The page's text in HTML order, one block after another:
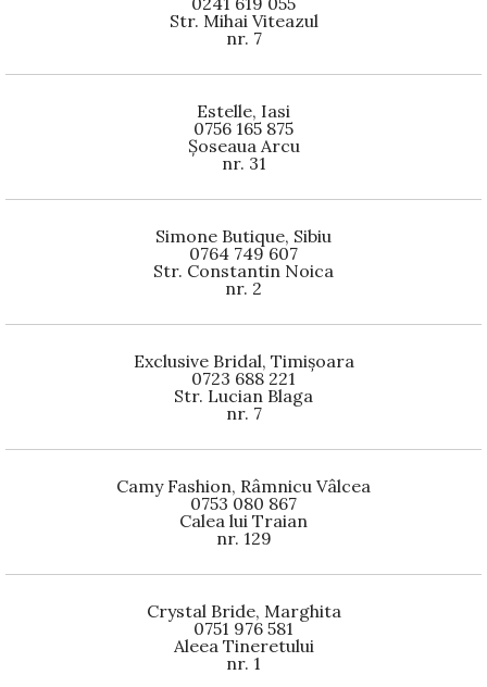
Str. Mihai Viteazul
nr. 7
Estelle, Iasi
0756 165 875
Șoseaua Arcu
nr. 31
Simone Butique, Sibiu
0764 749 607
Str. Constantin Noica
nr. 2
Exclusive Bridal, Timișoara
0723 688 221
Str. Lucian Blaga
nr. 7
Camy Fashion, Râmnicu Vâlcea
0753 080 867
Calea lui Traian
nr. 129
Crystal Bride, Marghita
0751 976 581
Aleea Tineretului
nr. 1